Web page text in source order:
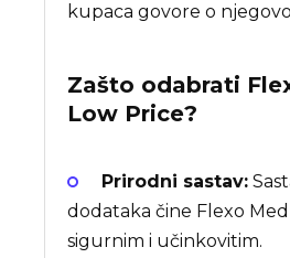
kupaca govore o
Zašto odabrati
Low Price?
Prirodni sastav:
dodataka čine Flexo
sigurnim i učinkovitim.